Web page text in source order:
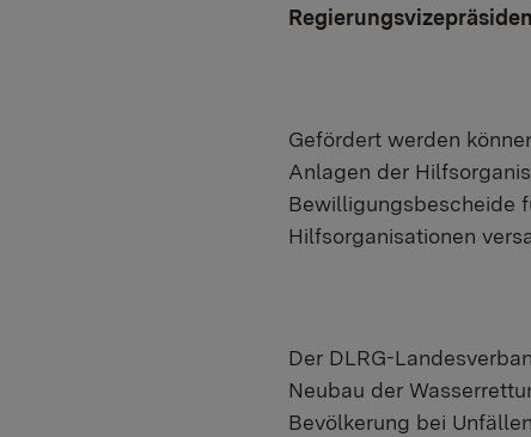
Gefördert werden
Anlagen der
Bewilligungsbescheide
Hilfsorganisationen
Der DLRG-
Neubau der
Bevölkerung bei